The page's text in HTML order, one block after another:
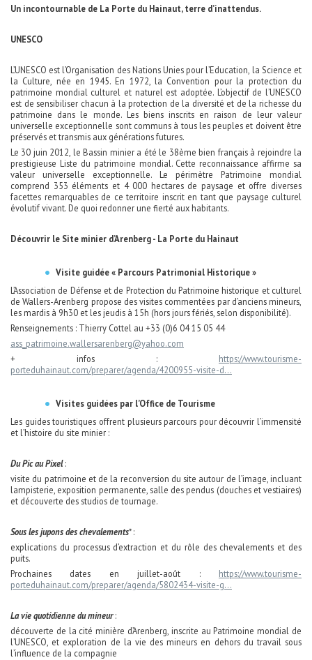
Un incontournable de La Porte du Hainaut, terre d’inattendus.
UNESCO
L’UNESCO est l’Organisation des Nations Unies pour l’Education, la Science et
la Culture, née en 1945. En 1972, la Convention pour la protection du
patrimoine mondial culturel et naturel est adoptée. L’objectif de l’UNESCO
est de sensibiliser chacun à la protection de la diversité et de la richesse du
patrimoine dans le monde. Les biens inscrits en raison de leur valeur
universelle exceptionnelle sont communs à tous les peuples et doivent être
préservés et transmis aux générations futures.
Le 30 juin 2012, le Bassin minier a été le 38ème bien français à rejoindre la
prestigieuse Liste du patrimoine mondial. Cette reconnaissance affirme sa
valeur universelle exceptionnelle. Le périmètre Patrimoine mondial
comprend 353 éléments et 4 000 hectares de paysage et offre diverses
facettes remarquables de ce territoire inscrit en tant que paysage culturel
évolutif vivant. De quoi redonner une fierté aux habitants.
Découvrir le Site minier d’Arenberg - La Porte du Hainaut
Visite guidée « Parcours Patrimonial Historique »
L’Association de Défense et de Protection du Patrimoine historique et culturel
de Wallers-Arenberg propose des visites commentées par d’anciens mineurs,
les mardis à 9h30 et les jeudis à 15h (hors jours fériés, selon disponibilité).
Renseignements : Thierry Cottel au +33 (0)6 04 15 05 44
ass_patrimoine.wallersarenberg@yahoo.com
+ infos : https://www.tourisme-
porteduhainaut.com/preparer/agenda/4200955-visite-d...
Visites guidées par l’Office de Tourisme
Les guides touristiques offrent plusieurs parcours pour découvrir l’immensité
et l’histoire du site minier :
Du Pic au Pixel :
visite du patrimoine et de la reconversion du site autour de l’image, incluant
lampisterie, exposition permanente, salle des pendus (douches et vestiaires)
et découverte des studios de tournage.
Sous les jupons des chevalements* :
explications du processus d’extraction et du rôle des chevalements et des
puits.
Prochaines dates en juillet-août : https://www.tourisme-
porteduhainaut.com/preparer/agenda/5802434-visite-g...
La vie quotidienne du mineur:
découverte de la cité minière d’Arenberg, inscrite au Patrimoine mondial de
l’UNESCO, et exploration de la vie des mineurs en dehors du travail sous
l’influence de la compagnie